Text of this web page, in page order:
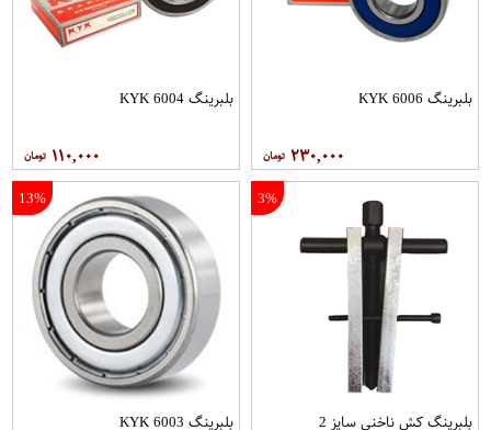
بلبرینگ 6006 KYK
۲۳۰,۰۰۰
بلبرینگ 6004 KYK
۱۱۰,۰۰۰
3%
بلبرینگ کش ناخنی سایز 2
13%
بلبرینگ 6003 KYK